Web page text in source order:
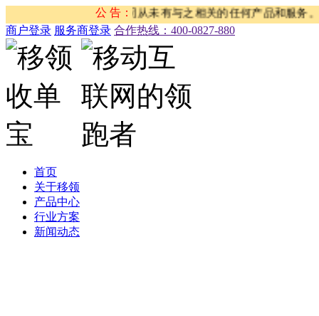
公 告：
何关系，我司从未有与之相关的任何产品和服务。
商户登录 服务商登录 合作热线：‭400-0827-880
首页
关于移领
产品中心
行业方案
新闻动态